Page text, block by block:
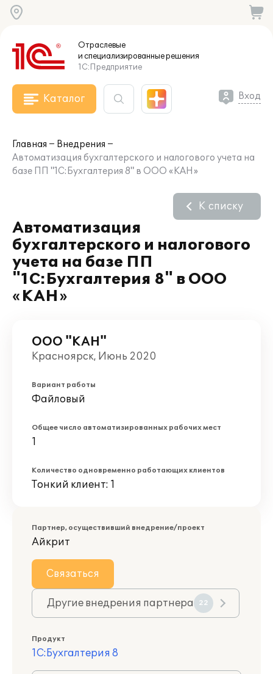
Отраслевые
и специализированныерешения
1С:Предприятие
Каталог Вход
Главная
Внедрения
Автоматизация бухгалтерского и налогового учета на
базе ПП "1С:Бухгалтерия 8" в ООО «КАН»
Автоматизация
бухгалтерского и налогового
учета на базе ПП
"1С:Бухгалтерия 8" в ООО
«КАН»
К списку
ООО "КАН"
Красноярск, Июнь 2020
Вариант работы
Файловый
Общее число автоматизированных рабочих мест
1
Количество одновременно работающих клиентов
Тонкий клиент: 1
Партнер, осуществивший внедрение/проект
Айкрит
Связаться
Другие внедрения партнера 22
Продукт
1С:Бухгалтерия 8